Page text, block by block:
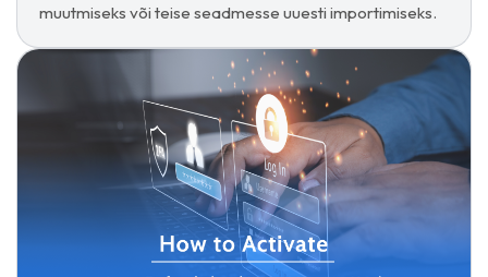
muutmiseks või teise seadmesse uuesti importimiseks.